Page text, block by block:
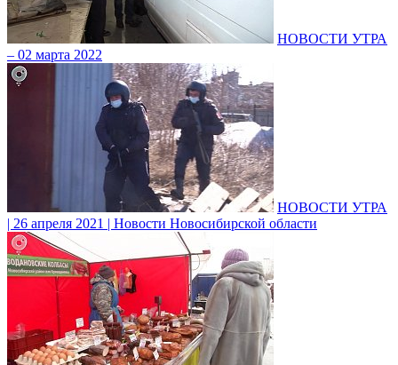
НОВОСТИ УТРА
– 02 марта 2022
НОВОСТИ УТРА
| 26 апреля 2021 | Новости Новосибирской области